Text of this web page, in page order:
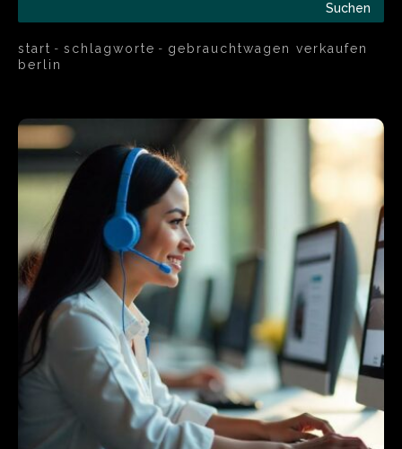
Suchen
start schlagworte
gebrauchtwagen verkaufen
berlin